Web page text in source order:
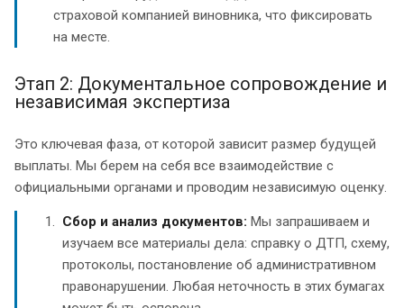
страховой компанией виновника, что фиксировать
на месте.
Этап 2: Документальное сопровождение и
независимая экспертиза
Это ключевая фаза, от которой зависит размер будущей
выплаты. Мы берем на себя все взаимодействие с
официальными органами и проводим независимую оценку.
Сбор и анализ документов: Мы запрашиваем и
изучаем все материалы дела: справку о ДТП, схему,
протоколы, постановление об административном
правонарушении. Любая неточность в этих бумагах